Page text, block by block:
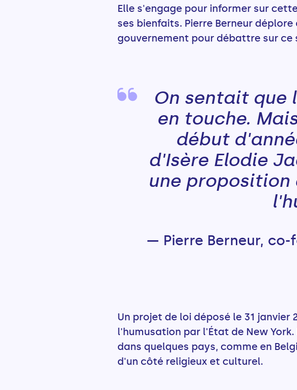
Elle s'engage pour informer sur
ses bienfaits. Pierre Berneur
gouvernement pour débattre sur ce
On sentait que
en touche.
début
d'Isère Elodie
une proposition
— Pierre Berneur,
Un projet de loi déposé le 31
l'humusation par l'État de New
dans quelques pays, comme en
d'un côté religieux et culturel.